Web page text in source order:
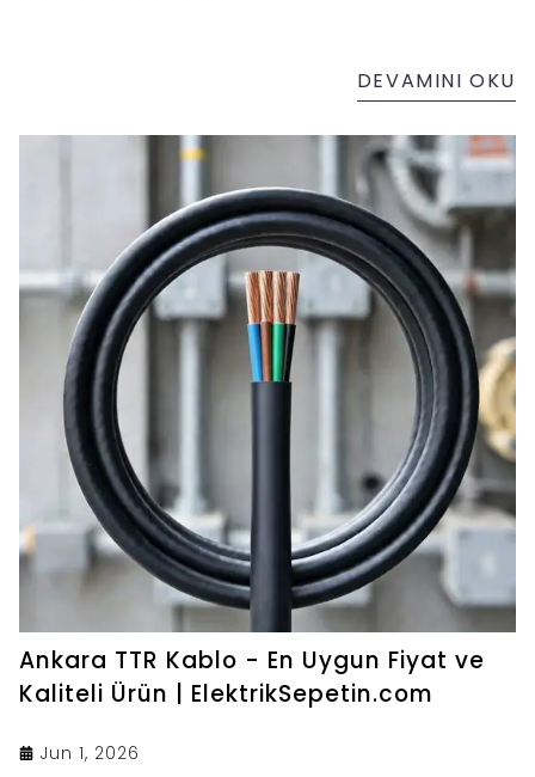
DEVAMINI OKU
Ankara TTR Kablo - En Uygun Fiyat ve
Kaliteli Ürün | ElektrikSepetin.com
Jun 1, 2026